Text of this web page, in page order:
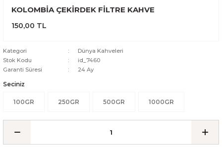
KOLOMBİA ÇEKİRDEK FİLTRE KAHVE
150,00 TL
Kategori
Dünya Kahveleri
Stok Kodu
id_7460
Garanti Süresi
24 Ay
Seciniz
100GR 250GR 500GR 1000GR